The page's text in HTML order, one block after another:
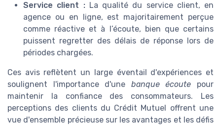
Service client :La qualité du service client, en
agence ou en ligne, est majoritairement perçue
comme réactive et à l’écoute, bien que certains
puissent regretter des délais de réponse lors de
périodes chargées.
Ces avis reflètent un large éventail d'expériences et
soulignent l'importance d'une banque écoute pour
maintenir la confiance des consommateurs. Les
perceptions des clients du Crédit Mutuel offrent une
vue d'ensemble précieuse sur les avantages et les défis